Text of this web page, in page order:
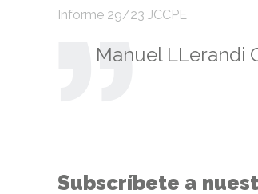
Informe 29/23 JCCPE
Manuel LLerandi
Subscríbete a